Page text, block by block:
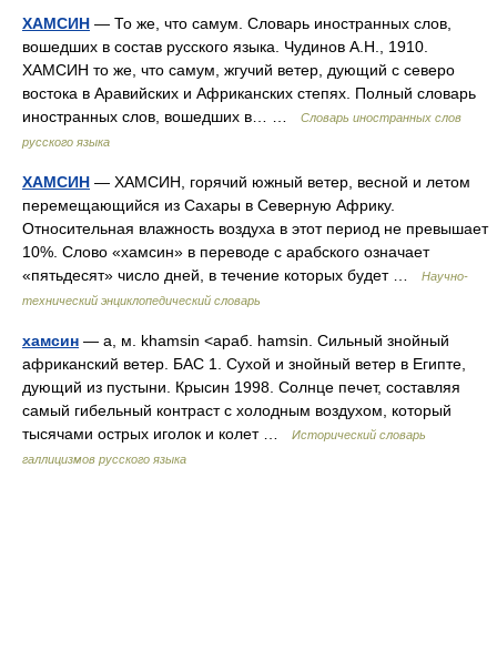
ХАМСИН — То же, что самум. Словарь иностранных слов,
вошедших в состав русского языка. Чудинов А.Н., 1910.
ХАМСИН то же, что самум, жгучий ветер, дующий с северо
востока в Аравийских и Африканских степях. Полный словарь
иностранных слов, вошедших в… …
Словарь иностранных слов
русского языка
ХАМСИН — ХАМСИН, горячий южный ветер, весной и летом
перемещающийся из Сахары в Северную Африку.
Относительная влажность воздуха в этот период не превышает
10%. Слово «хамсин» в переводе с арабского означает
«пятьдесят» число дней, в течение которых будет …
Научно-
технический энциклопедический словарь
хамсин — а, м. khamsin <араб. hamsin. Сильный знойный
африканский ветер. БАС 1. Сухой и знойный ветер в Египте,
дующий из пустыни. Крысин 1998. Солнце печет, составляя
самый гибельный контраст с холодным воздухом, который
тысячами острых иголок и колет …
Исторический словарь
галлицизмов русского языка